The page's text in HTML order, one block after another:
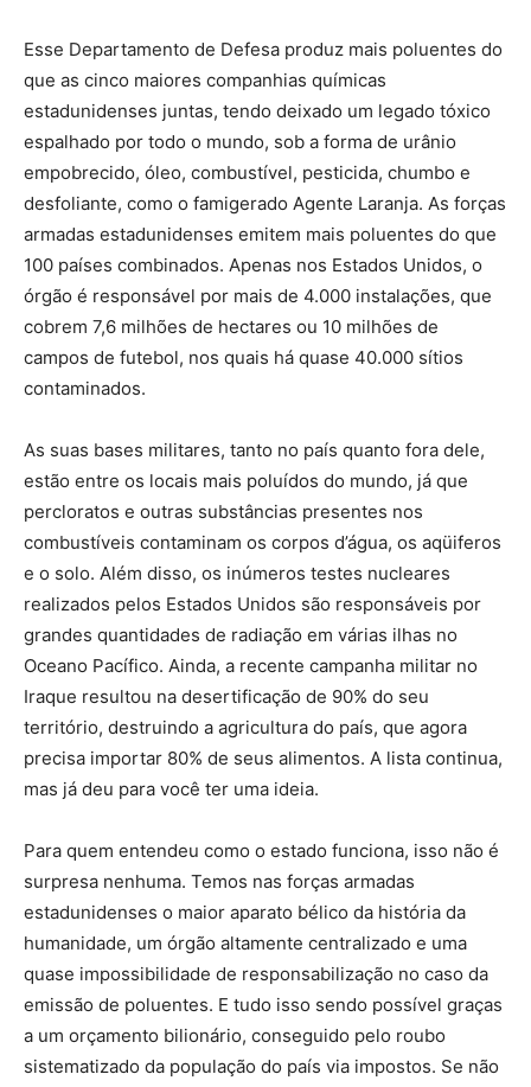
Esse Departamento de Defesa produz mais poluentes do
que as cinco maiores companhias químicas
estadunidenses juntas, tendo deixado um legado tóxico
espalhado por todo o mundo, sob a forma de urânio
empobrecido, óleo, combustível, pesticida, chumbo e
desfoliante, como o famigerado Agente Laranja. As forças
armadas estadunidenses emitem mais poluentes do que
100 países combinados. Apenas nos Estados Unidos, o
órgão é responsável por mais de 4.000 instalações, que
cobrem 7,6 milhões de hectares ou 10 milhões de
campos de futebol, nos quais há quase 40.000 sítios
contaminados.
As suas bases militares, tanto no país quanto fora dele,
estão entre os locais mais poluídos do mundo, já que
percloratos e outras substâncias presentes nos
combustíveis contaminam os corpos d’água, os aqüiferos
e o solo. Além disso, os inúmeros testes nucleares
realizados pelos Estados Unidos são responsáveis por
grandes quantidades de radiação em várias ilhas no
Oceano Pacífico. Ainda, a recente campanha militar no
Iraque resultou na desertificação de 90% do seu
território, destruindo a agricultura do país, que agora
precisa importar 80% de seus alimentos. A lista continua,
mas já deu para você ter uma ideia.
Para quem entendeu como o estado funciona, isso não é
surpresa nenhuma. Temos nas forças armadas
estadunidenses o maior aparato bélico da história da
humanidade, um órgão altamente centralizado e uma
quase impossibilidade de responsabilização no caso da
emissão de poluentes. E tudo isso sendo possível graças
a um orçamento bilionário, conseguido pelo roubo
sistematizado da população do país via impostos. Se não